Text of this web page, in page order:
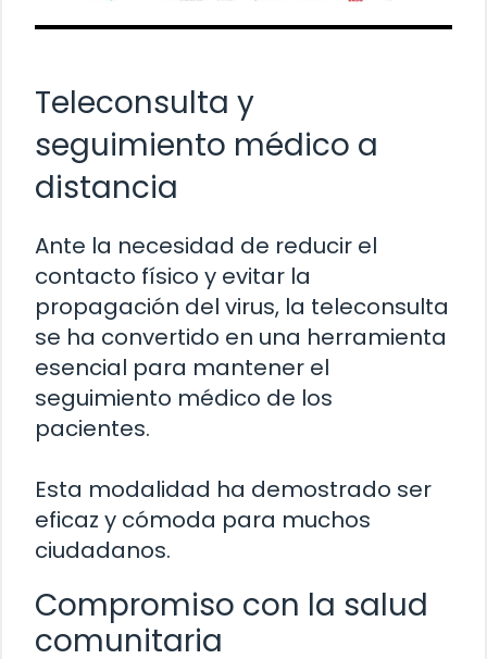
Teleconsulta y
seguimiento médico a
distancia
Ante la necesidad de reducir el
contacto físico y evitar la
propagación del virus, la teleconsulta
se ha convertido en una herramienta
esencial para mantener el
seguimiento médico de los
pacientes.
Esta modalidad ha demostrado ser
eficaz y cómoda para muchos
ciudadanos.
Compromiso con la salud
comunitaria